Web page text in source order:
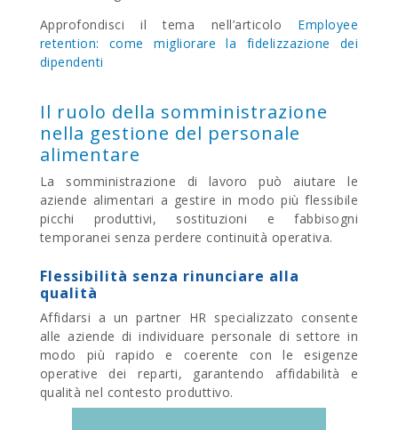
Approfondisci il tema nell’articolo
Employee
retention: come migliorare la fidelizzazione dei
dipendenti
Il ruolo della somministrazione
nella gestione del personale
alimentare
La somministrazione di lavoro può aiutare le
aziende alimentari a gestire in modo più flessibile
picchi produttivi, sostituzioni e fabbisogni
temporanei senza perdere continuità operativa.
Flessibilità senza rinunciare alla
qualità
Affidarsi a un partner HR specializzato consente
alle aziende di individuare personale di settore in
modo più rapido e coerente con le esigenze
operative dei reparti, garantendo affidabilità e
qualità nel contesto produttivo.